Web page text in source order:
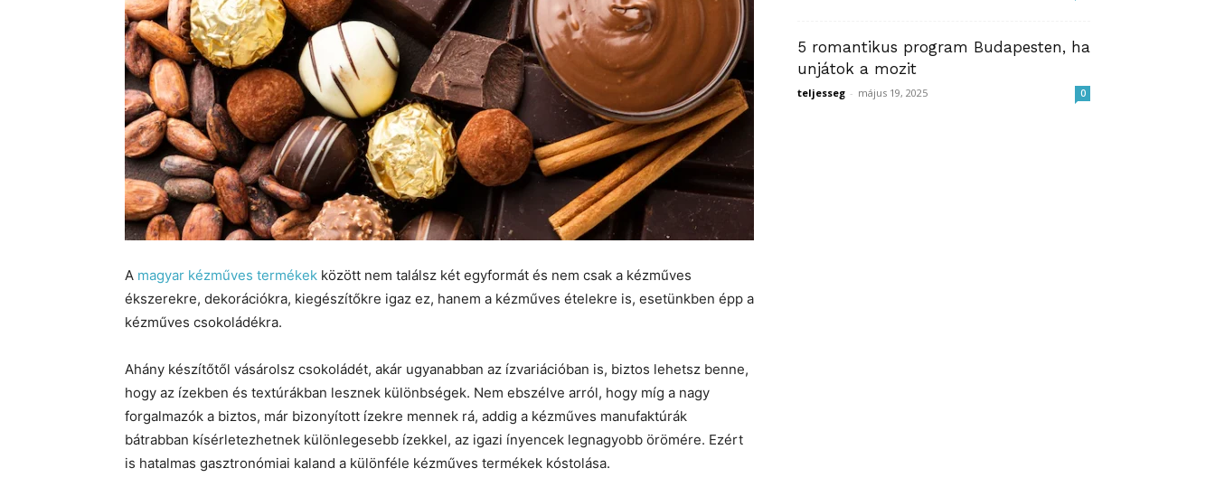
A magyar kézműves termékek között nem találsz két egyformát és nem csak a kézműves
ékszerekre, dekorációkra, kiegészítőkre igaz ez, hanem a kézműves ételekre is, esetünkben épp a
kézműves csokoládékra.
Ahány készítőtől vásárolsz csokoládét, akár ugyanabban az ízvariációban is, biztos lehetsz benne,
hogy az ízekben és textúrákban lesznek különbségek. Nem ebszélve arról, hogy míg a nagy
forgalmazók a biztos, már bizonyított ízekre mennek rá, addig a kézműves manufaktúrák
bátrabban kísérletezhetnek különlegesebb ízekkel, az igazi ínyencek legnagyobb örömére. Ezért
is hatalmas gasztronómiai kaland a különféle kézműves termékek kóstolása.
5 romantikus program Budapesten, ha
unjátok a mozit
teljesseg - május 19, 2025 0